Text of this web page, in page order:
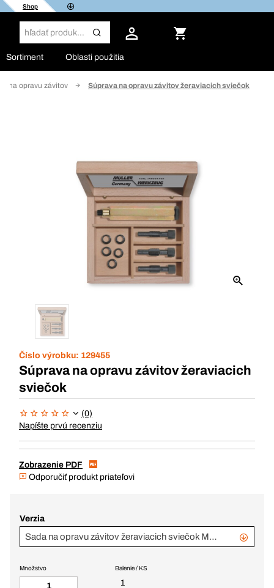
Shop
Sortiment Oblasti použitia
na opravu závitov Súprava na opravu závitov žeraviacich sviečok
Číslo výrobku: 129455
Súprava na opravu závitov žeraviacich
sviečok
(0)
Napíšte prvú recenziu
Zobrazenie PDF
Odporučiť produkt priateľovi
Verzia
Sada na opravu závitov žeraviacich sviečok M8x1
Balenie / KS
1
Množstvo